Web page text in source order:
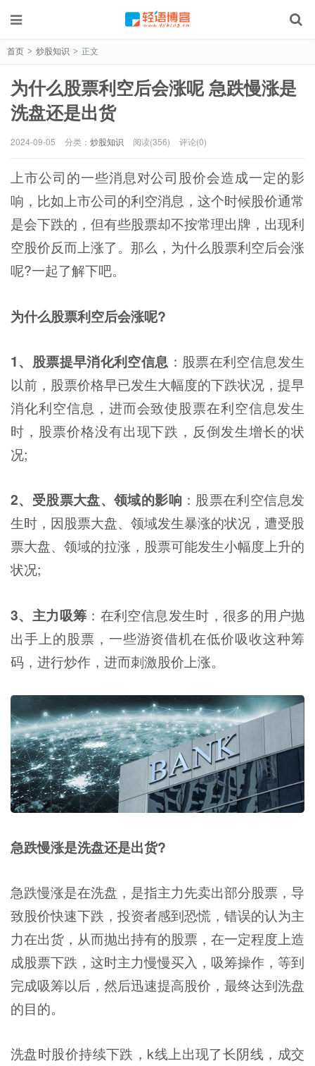
首页 > 炒股知识 > 正文
为什么股票利空后会涨呢 急跌慢涨是
洗盘还是出货
2024-09-05 分类： 炒股知识 阅读(356) 评论(0)
上市公司的一些消息对公司股价会造成一定的影
响，比如上市公司的利空消息，这个时候股价通常
是会下跌的，但有些股票却不按常理出牌，出现利
空股价反而上涨了。那么，为什么股票利空后会涨
呢?一起了解下吧。
为什么股票利空后会涨呢?
1、股票提早消化利空信息 ：股票在利空信息发生
以前，股票价格早已发生大幅度的下跌状况，提早
消化利空信息，进而会致使股票在利空信息发生
时，股票价格没有出现下跌，反倒发生增长的状
况;
2、受股票大盘、领域的影响 ：股票在利空信息发
生时，因股票大盘、领域发生暴涨的状况，遭受股
票大盘、领域的拉涨，股票可能发生小幅度上升的
状况;
3、主力吸筹 ：在利空信息发生时，很多的用户抛
出手上的股票，一些游资借机在低价吸收这种筹
码，进行炒作，进而刺激股价上涨。
急跌慢涨是洗盘还是出货?
急跌慢涨是在洗盘，是指主力先卖出部分股票，导
致股价快速下跌，投资者感到恐慌，错误的认为主
力在出货，从而抛出持有的股票，在一定程度上造
成股票下跌，这时主力慢慢买入，吸筹操作，等到
完成吸筹以后，然后迅速提高股价，最终达到洗盘
的目的。
洗盘时股价持续下跌，k线上出现了长阴线，成交